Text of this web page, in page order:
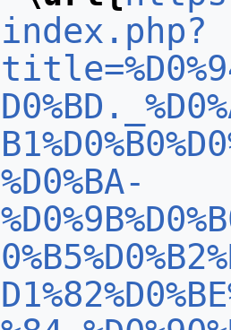
index.php?
%D0%BA-